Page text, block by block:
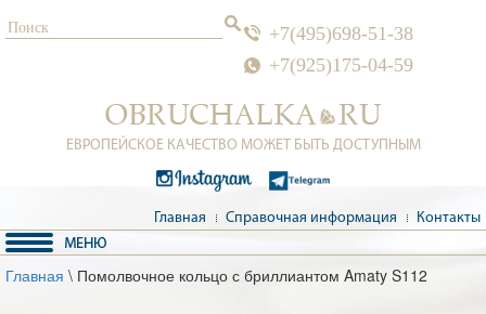
+7(495)698-51-38
+7(925)175-04-59
ЕВРОПЕЙСКОЕ КАЧЕСТВО МОЖЕТ БЫТЬ ДОСТУПНЫМ
Главная Справочная информация Контакты
Главная \ Помолвочное кольцо с бриллиантом Amaty S112